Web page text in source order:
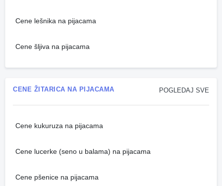
Cene lešnika na pijacama
Cene šljiva na pijacama
POGLEDAJ SVE
CENE ŽITARICA NA PIJACAMA
Cene kukuruza na pijacama
Cene lucerke (seno u balama) na pijacama
Cene pšenice na pijacama